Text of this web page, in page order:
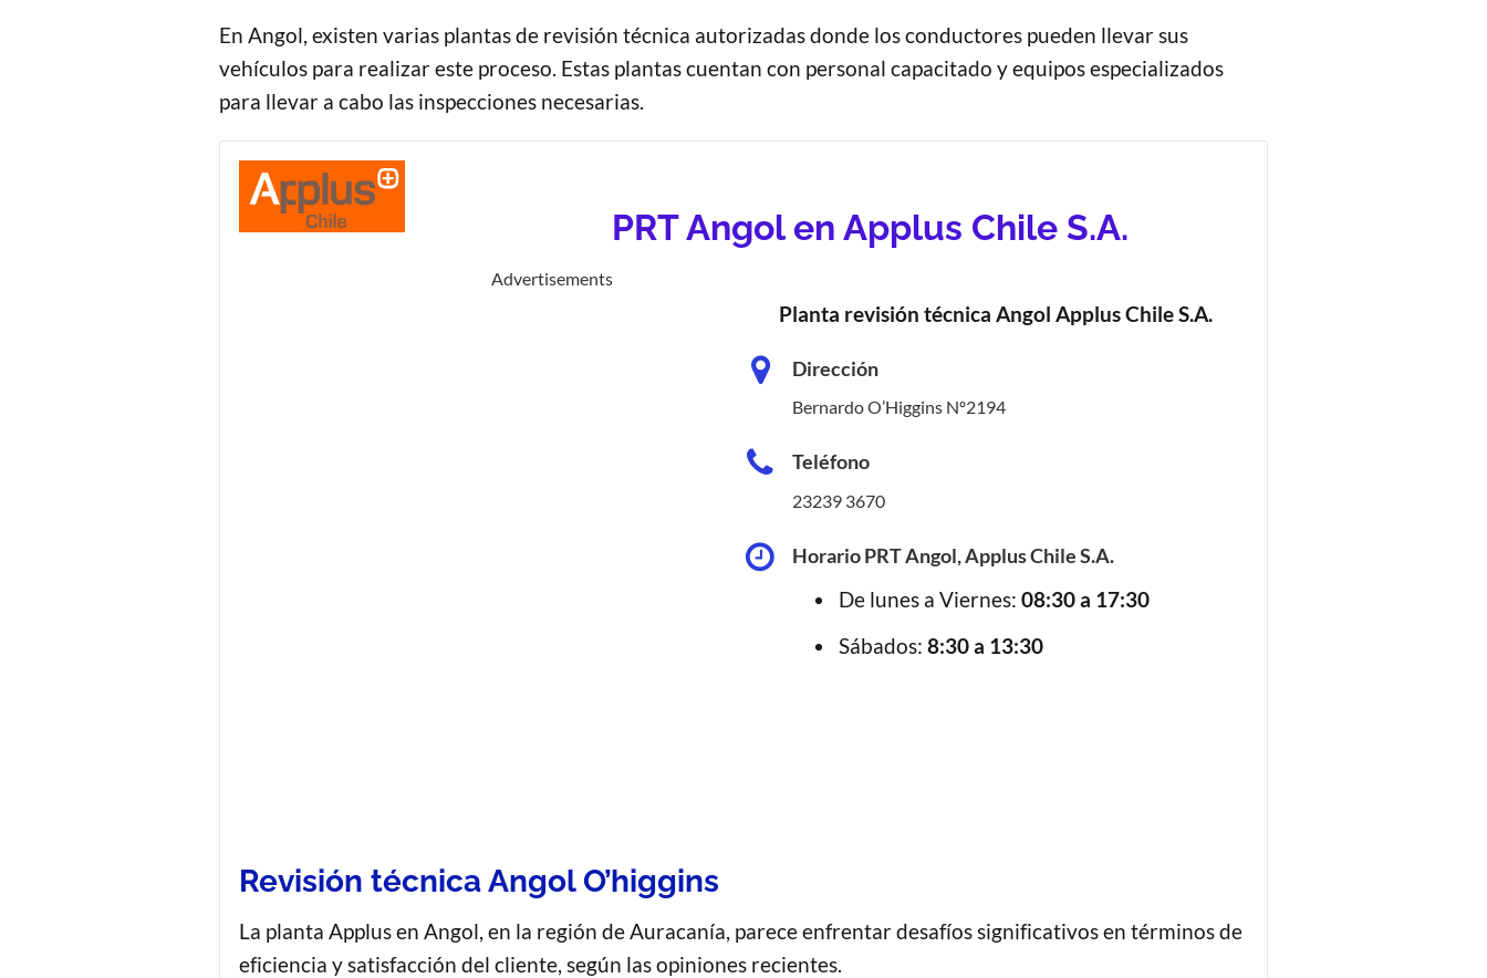
En Angol, existen varias plantas de revisión técnica autorizadas donde los conductores pueden llevar sus
vehículos para realizar este proceso. Estas plantas cuentan con personal capacitado y equipos especializados
para llevar a cabo las inspecciones necesarias.
PRT Angol en Applus Chile S.A.
Advertisements
Planta revisión técnica Angol Applus Chile S.A.
Dirección
Bernardo O’Higgins Nº2194
Teléfono
23239 3670
Horario PRT Angol, Applus Chile S.A.
De lunes a Viernes: 08:30 a 17:30
Sábados: 8:30 a 13:30
Revisión técnica Angol O’higgins
La planta Applus en Angol, en la región de Auracanía, parece enfrentar desafíos significativos en términos de
eficiencia y satisfacción del cliente, según las opiniones recientes.